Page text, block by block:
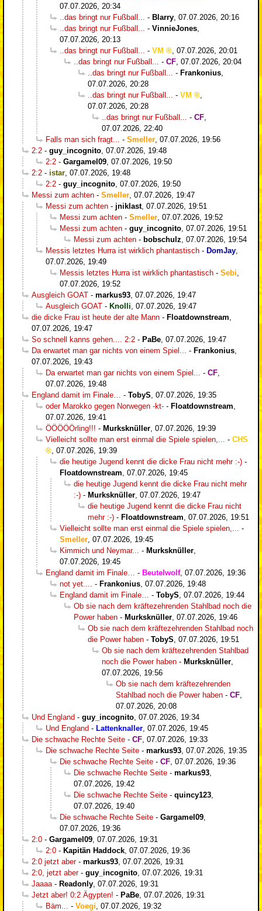
07.07.2026, 20:34
..das bringt nur Fußball...
- Blarry 07.07.2026, 20:16
..das bringt nur Fußball...
- VinnieJones
07.07.2026, 20:13
..das bringt nur Fußball...
- VM
07.07.2026, 20:01
..das bringt nur Fußball...
- CF 07.07.2026, 20:04
..das bringt nur Fußball...
- Frankonius
07.07.2026, 20:28
..das bringt nur Fußball...
- VM
07.07.2026, 20:28
..das bringt nur Fußball...
- CF
07.07.2026, 22:40
Falls man sich fragt...
- Smeller 07.07.2026, 19:56
2:2 - guy_incognito 07.07.2026, 19:48
2:2 - Gargamel09 07.07.2026, 19:50
2:2 - istar 07.07.2026, 19:48
2:2 - guy_incognito 07.07.2026, 19:50
Messi zum achten - Smeller 07.07.2026, 19:47
Messi zum achten - jniklast, 07.07.2026, 19:51
Messi zum achten - Smeller 07.07.2026, 19:52
Messi zum achten - guy_incognito 07.07.2026, 19:51
Messi zum achten - bobschulz 07.07.2026, 19:54
Messis letztes Hurra ist wirklich phantastisch - DomJay
07.07.2026, 19:49
Messis letztes Hurra ist wirklich phantastisch - Sebi
07.07.2026, 19:52
Ausgleich GOAT - markus93 07.07.2026, 19:47
Ausgleich GOAT - Knolli 07.07.2026, 19:47
die dicke Frau ist heute der alte Mann - Floatdownstream
07.07.2026, 19:47
So schnell kanns gehen.... 2:2 - PaBe 07.07.2026, 19:47
Da erwartet man gar nichts von einem Spiel...
- Frankonius
07.07.2026, 19:43
Da erwartet man gar nichts von einem Spiel...
- CF
07.07.2026, 19:48
England damit im Finale…
- TobyS 07.07.2026, 19:35
oder Marokko gegen Norwegen -kt- - Floatdownstream
07.07.2026, 19:41
ÖÖÖÖÖrling!!! - Murksknüller 07.07.2026, 19:39
Vielleicht sollte man erst einmal die Spiele spielen,...
- CHS
07.07.2026, 19:39
die heutige Jugend kennt die dicke Frau nicht mehr :-) -
Floatdownstream 07.07.2026, 19:45
die heutige Jugend kennt die dicke Frau nicht mehr
:-) - Murksknüller 07.07.2026, 19:47
die heutige Jugend kennt die dicke Frau nicht
mehr :-) - Floatdownstream 07.07.2026, 19:51
Vielleicht sollte man erst einmal die Spiele spielen,...
-
Smeller 07.07.2026, 19:45
Kimmich und Neymar...
- Murksknüller
07.07.2026, 19:45
England damit im Finale…
- Beutelwolf, 07.07.2026, 19:36
not yet....
- Frankonius 07.07.2026, 19:48
England damit im Finale…
- TobyS 07.07.2026, 19:44
Ob sie nach dem kräftezehrenden Stahlbad noch die
Power haben - Murksknüller 07.07.2026, 19:46
Ob sie nach dem kräftezehrenden Stahlbad noch
die Power haben - TobyS 07.07.2026, 19:51
Ob sie nach dem kräftezehrenden Stahlbad
noch die Power haben - Murksknüller
07.07.2026, 19:56
Ob sie nach dem kräftezehrenden
Stahlbad noch die Power haben - CF
07.07.2026, 20:08
Und England - guy_incognito 07.07.2026, 19:34
Und England - Lattenknaller 07.07.2026, 19:45
Die schwache Rechte Seite - CF 07.07.2026, 19:33
Die schwache Rechte Seite - markus93 07.07.2026, 19:35
Die schwache Rechte Seite - CF 07.07.2026, 19:36
Die schwache Rechte Seite - markus93
07.07.2026, 19:42
Die schwache Rechte Seite - quincy123
07.07.2026, 19:40
Die schwache Rechte Seite - Gargamel09
07.07.2026, 19:36
2:0 - Gargamel09 07.07.2026, 19:31
2:0 - Kapitän Haddock 07.07.2026, 19:36
2:0 jetzt aber- markus93 07.07.2026, 19:31
2:0, jetzt aber- guy_incognito 07.07.2026, 19:31
Jaaaa - Readonly 07.07.2026, 19:31
Jetzt aber! 0:2 Ägypten! - PaBe 07.07.2026, 19:31
Bäm...
- Voegi 07.07.2026, 19:32